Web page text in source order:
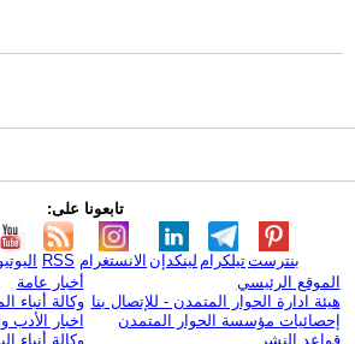
تابعونا على:
RSS الانستغرام لينكدإن تيلكرامبنترست
الموقع الرئيسي
هيئة ادارة الحوار المتمدن - للإتصال بنا
إحصائيات مؤسسة الحوار المتمدن
قواعد النشر
أخبار عامة
وكالة أنباء
اخبار الأدب
وكالة أنباء